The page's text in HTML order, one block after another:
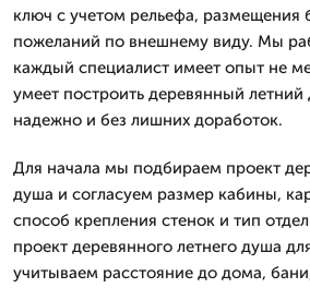
ключ с учетом рельефа, размещения
пожеланий по внешнему виду. Мы
каждый специалист имеет опыт не
умеет построить деревянный
надежно и без лишних доработок.
Для начала мы подбираем проект
душа и согласуем размер кабины,
способ крепления стенок и тип
проект деревянного летнего душа
учитываем расстояние до дома,